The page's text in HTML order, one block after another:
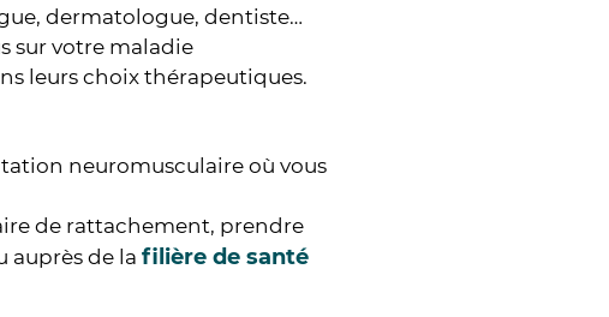
dermatologue, dentiste…
sur votre maladie
leurs choix thérapeutiques.
neuromusculaire où vous
de rattachement, prendre
auprès de la filière de santé